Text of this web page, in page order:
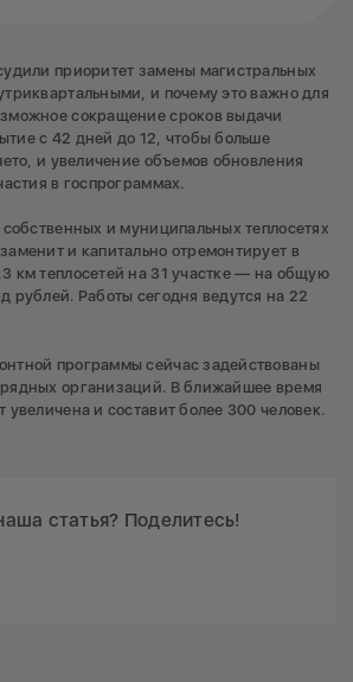
приоритет замены магистральных
и почему это важно для
сокращение сроков выдачи
с 42 дней до 12, чтобы больше
и увеличение объемов обновления
в госпрограммах.
и муниципальных теплосетях
и капитально отремонтирует в
км теплосетей на 3️1 участке — на общую
рублей. Работы сегодня ведутся на 22
программы сейчас задействованы
организаций. В ближайшее время
увеличена и составит более 300 человек.
статья? Поделитесь!